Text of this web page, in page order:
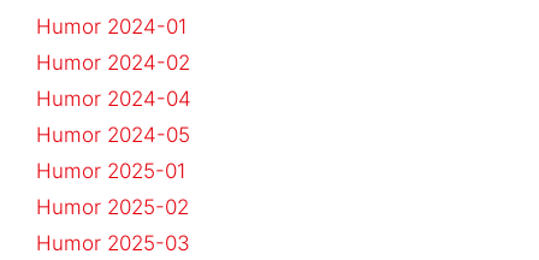
Humor 2024-01
Humor 2024-02
Humor 2024-04
Humor 2024-05
Humor 2025-01
Humor 2025-02
Humor 2025-03